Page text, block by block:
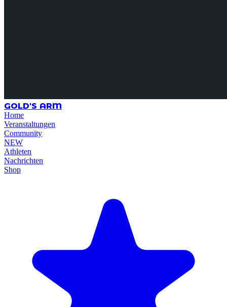
GOLD'S ARM
Home
Veranstaltungen
Community
NEW
Athleten
Nachrichten
Shop